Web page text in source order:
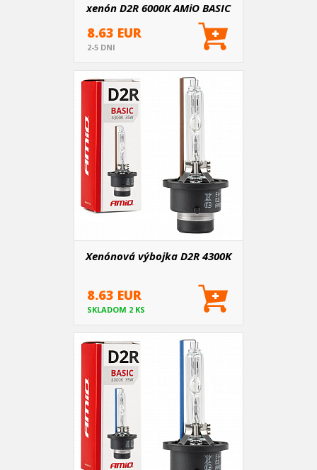
xenón D2R 6000K AMiO BASIC
8.63 EUR
2-5 DNI
Xenónová výbojka D2R 4300K
8.63 EUR
SKLADOM 2 KS